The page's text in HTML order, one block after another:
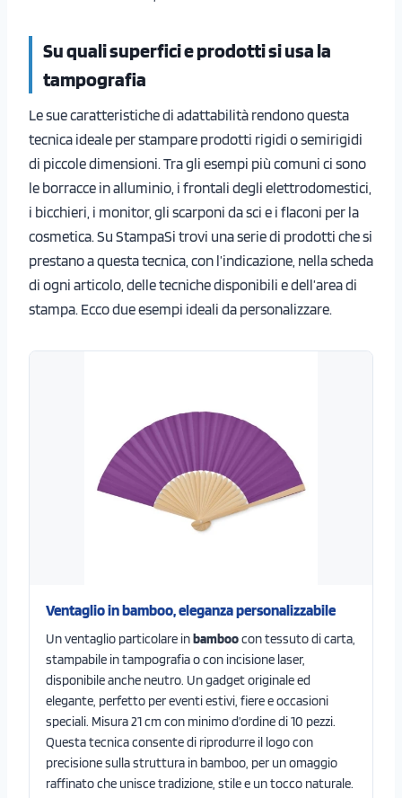
Su quali superfici e prodotti si usa la
tampografia
Le sue caratteristiche di adattabilità rendono questa
tecnica ideale per stampare prodotti rigidi o semirigidi
di piccole dimensioni. Tra gli esempi più comuni ci sono
le borracce in alluminio, i frontali degli elettrodomestici,
i bicchieri, i monitor, gli scarponi da sci e i flaconi per la
cosmetica. Su StampaSi trovi una serie di prodotti che si
prestano a questa tecnica, con l’indicazione, nella scheda
di ogni articolo, delle tecniche disponibili e dell’area di
stampa. Ecco due esempi ideali da personalizzare.
Ventaglio in bamboo, eleganza personalizzabile
Un ventaglio particolare inbamboocon tessuto di carta,
stampabile in tampografia o con incisione laser,
disponibile anche neutro. Un gadget originale ed
elegante, perfetto per eventi estivi, fiere e occasioni
speciali. Misura 21 cm con minimo d’ordine di 10 pezzi.
Questa tecnica consente di riprodurre il logo con
precisione sulla struttura in bamboo, per un omaggio
raffinato che unisce tradizione, stile e un tocco naturale.